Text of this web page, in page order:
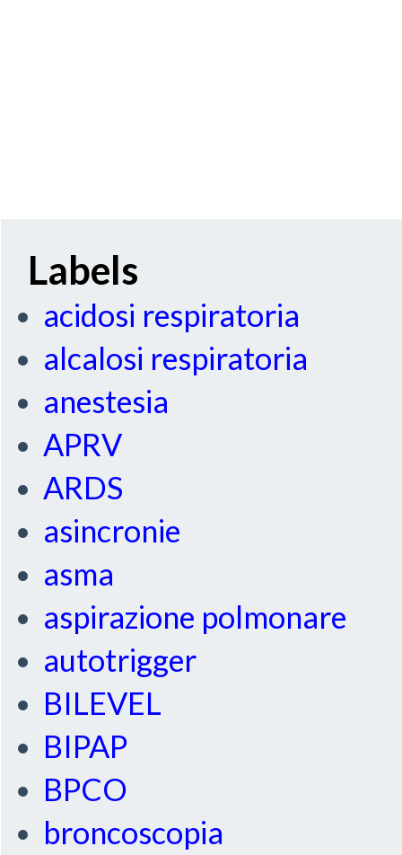
Labels
acidosi respiratoria
alcalosi respiratoria
anestesia
APRV
ARDS
asincronie
asma
aspirazione polmonare
autotrigger
BILEVEL
BIPAP
BPCO
broncoscopia